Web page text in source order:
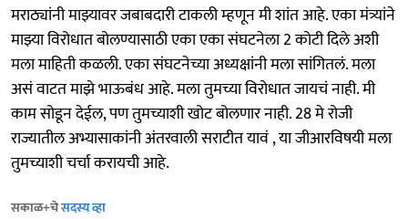
मराठ्यांनी माझ्यावर जबाबदारी टाकली म्हणून मी शांत आहे. एका मंत्र्यांने
माझ्या विरोधात बोलण्यासाठी एका एका संघटनेला 2 कोटी दिले अशी
मला माहिती कळली. एका संघटनेच्या अध्यक्षांनी मला सांगितलं. मला
असं वाटत माझे भाऊबंध आहे. मला तुमच्या विरोधात जायचं नाही. मी
काम सोडून देईल, पण तुमच्याशी खोट बोलणार नाही. 28 मे रोजी
राज्यातील अभ्यासाकांनी अंतरवाली सराटीत यावं , या जीआरविषयी मला
तुमच्याशी चर्चा करायची आहे.
सकाळ+चेसदस्य व्हा